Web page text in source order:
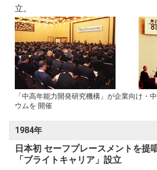
立。
「中高年能力開発研究機構」が企業向け・
ウムを 開催
1984年
日本初 セーフプレースメントを提
「ブライトキャリア」設立